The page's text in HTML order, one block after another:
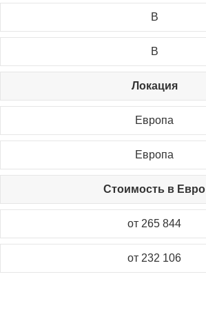
B
B
Локация
Европа
Европа
Стоимость в Евро
от 265 844
от 232 106